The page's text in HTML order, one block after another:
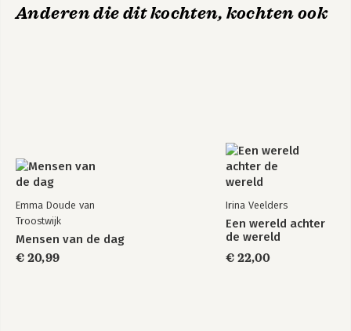
Anderen die dit kochten, kochten ook
Emma Doude van
Troostwijk
Mensen van de dag
€ 20,99
Irina Veelders
Een wereld achter
de wereld
€ 22,00